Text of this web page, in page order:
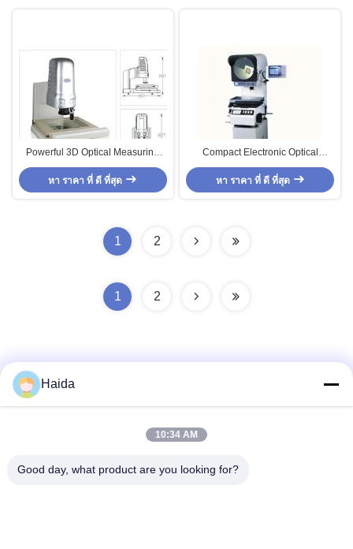
Powerful 3D Optical Measuring
Instruments , High-speed 3-axis
CNC Driven Motor
หา ราคา ที่ ดี ที่สุด
Compact Electronic Optical
Measuring Instruments , High
Sharpness Industrial Projector
หา ราคา ที่ ดี ที่สุด
1 2
1 2
ที่อยู่
Haida
10:34 AM
Good day, what product are you looking for?